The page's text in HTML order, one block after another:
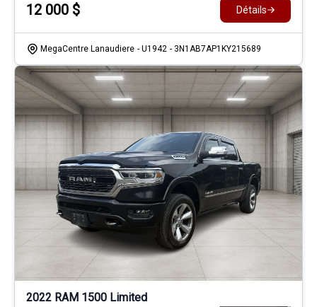
12 000 $ Détails
MegaCentre Lanaudiere - U1942 - 3N1AB7AP1KY215689
2022 RAM 1500 Limited